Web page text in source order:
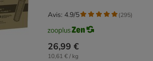
26,99 €
10,61 € / kg
Avis: 4.9/5 (295)